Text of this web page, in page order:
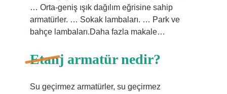
… Orta-geniş ışık dağılım eğrisine sahip
armatürler. … Sokak lambaları. … Park ve
bahçe lambaları.Daha fazla makale…
Etanj armatür nedir?
Su geçirmez armatürler, su geçirmez